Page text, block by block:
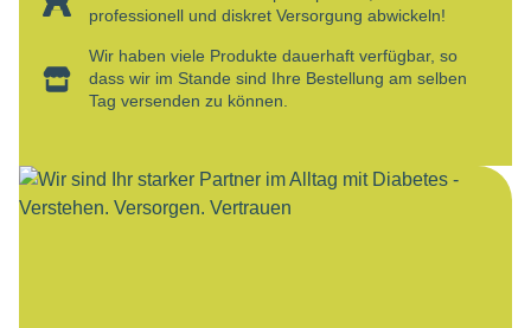
professionell und diskret Versorgung abwickeln!
Wir haben viele Produkte dauerhaft verfügbar, so
dass wir im Stande sind Ihre Bestellung am selben
Tag versenden zu können.